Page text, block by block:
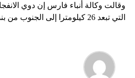
وقالت وكالة أنباء فارس إن دوي
التي تبعد 26 كيلومترا إلى الجنوب من بندر عباس.